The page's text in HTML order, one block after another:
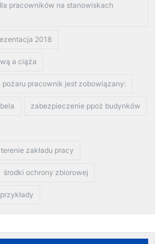
pracowników na stanowiskach
2018
a ciąża
pracownik jest zobowiązany:
zabezpieczenie ppoż budynków
zakładu pracy
środki ochrony zbiorowej